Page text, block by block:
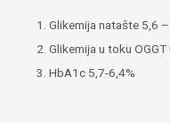
1. Glikemija natašte 5,6
2. Glikemija u toku
3. HbA1c 5,7-6,4%